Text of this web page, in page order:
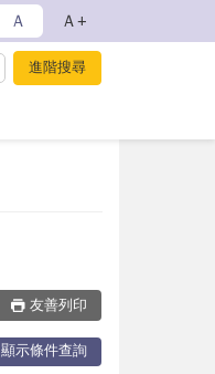
Ａ Ａ+
友善列印
顯示條件查詢